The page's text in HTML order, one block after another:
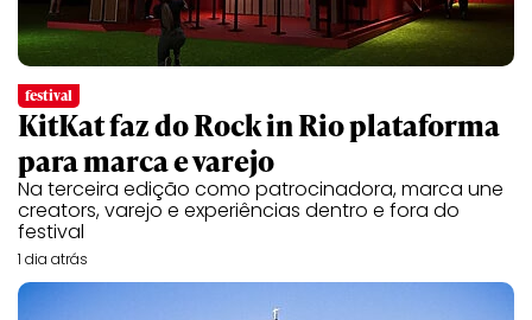
festival
KitKat faz do Rock in Rio plataforma
para marca e varejo
Na terceira edição como patrocinadora, marca une
creators, varejo e experiências dentro e fora do
festival
1 dia atrás